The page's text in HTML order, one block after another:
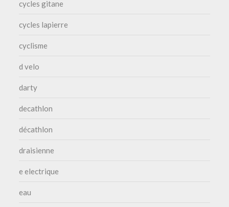
cycles gitane
cycles lapierre
cyclisme
d velo
darty
decathlon
décathlon
draisienne
e electrique
eau